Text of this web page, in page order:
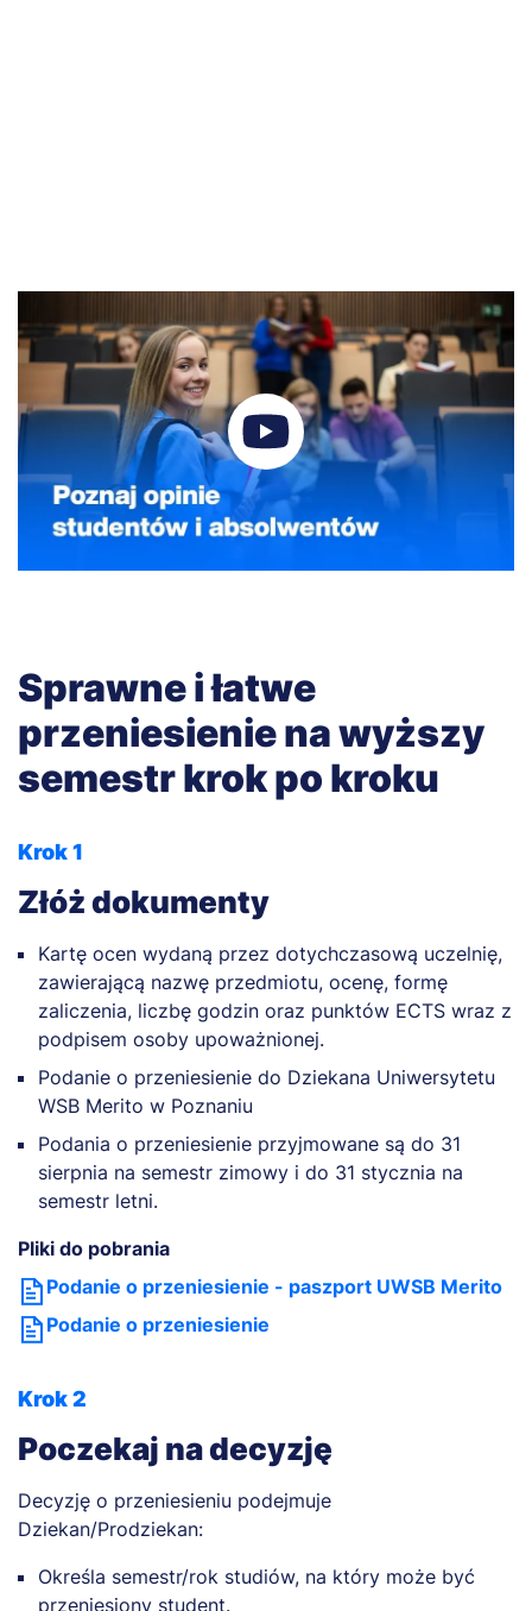
Sprawne i łatwe
przeniesienie na wyższy
semestr krok po kroku
Krok 1
Złóż dokumenty
Kartę ocen wydaną przez dotychczasową uczelnię,
zawierającą nazwę przedmiotu, ocenę, formę
zaliczenia, liczbę godzin oraz punktów ECTS wraz z
podpisem osoby upoważnionej.
Podanie o przeniesienie do Dziekana Uniwersytetu
WSB Merito w Poznaniu
Podania o przeniesienie przyjmowane są do 31
sierpnia na semestr zimowy i do 31 stycznia na
semestr letni.
Pliki do pobrania
Podanie o przeniesienie - paszport UWSB Merito
Podanie o przeniesienie
Krok 2
Poczekaj na decyzję
Decyzję o przeniesieniu podejmuje
Dziekan/Prodziekan:
Określa semestr/rok studiów, na który może być
przeniesiony student.